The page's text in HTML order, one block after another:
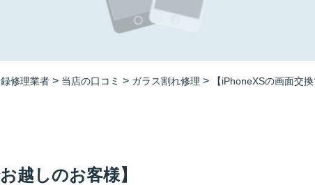
修理業者 > 当店の口コミ > ガラス割れ修理 > 【iPhoneXSの画面交
越しのお客様】